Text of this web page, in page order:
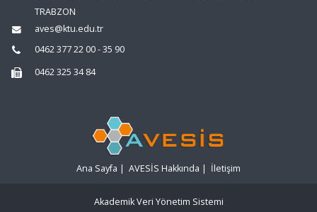
TRABZON
aves@ktu.edu.tr
0462 377 22 00 - 35 90
0462 325 34 84
Ana Sayfa | AVESİS Hakkında | İletişim
Akademik Veri Yönetim Sistemi